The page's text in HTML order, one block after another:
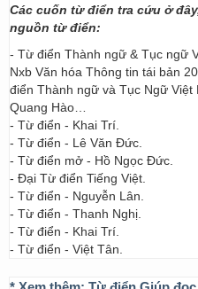
Các cuốn từ điển tra cứu ở
nguồn từ điển:
- Từ điển Thành ngữ & Tục ngữ
Nxb Văn hóa Thông tin tái bản
điển Thành ngữ và Tục Ngữ Việt
Quang Hào…
- Từ điển - Khai Trí.
- Từ điển - Lê Văn Đức.
- Từ điển mở - Hồ Ngọc Đức.
- Đại Từ điển Tiếng Việt.
- Từ điển - Nguyễn Lân.
- Từ điển - Thanh Nghị.
- Từ điển - Khai Trí.
- Từ điển - Việt Tân.